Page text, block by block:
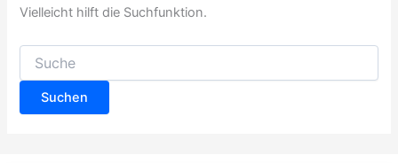
Vielleicht hilft die Suchfunktion.
nach: